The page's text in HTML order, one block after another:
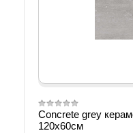
Concrete grey
120х60см